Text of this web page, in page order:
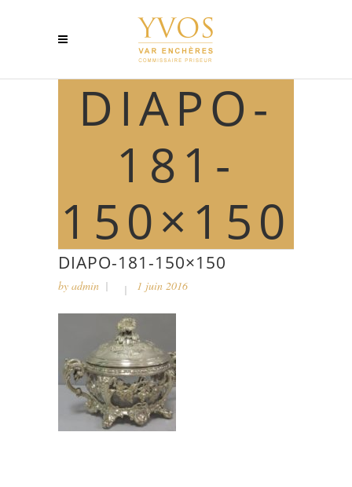
DIAPO-
181-
150×150
DIAPO-181-150×150
by admin 1 juin 2016